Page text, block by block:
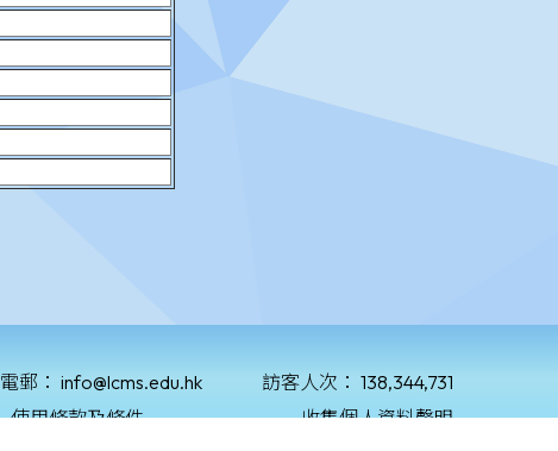
電郵： info@lcms.edu.hk 訪客人次： 138,344,731
使用條款及條件 收集個人資料聲明